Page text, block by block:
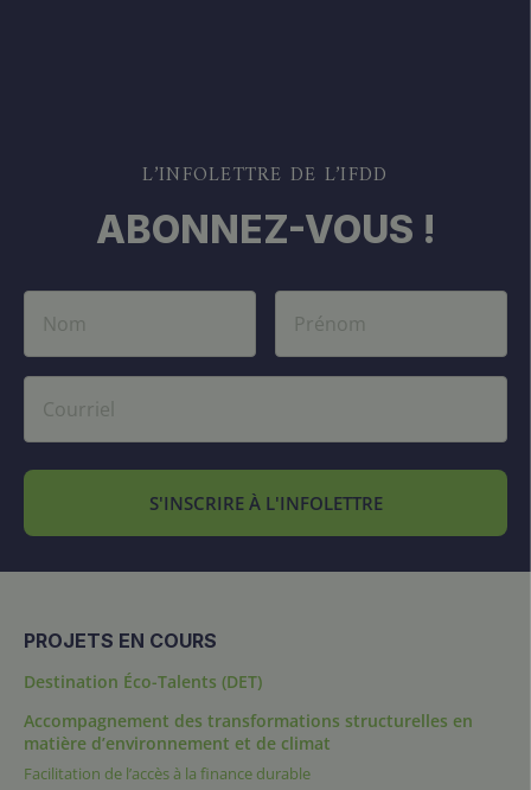
L’INFOLETTRE DE L’IFDD
ABONNEZ-VOUS !
S'INSCRIRE À L'INFOLETTRE
PROJETS EN COURS
Destination Éco-Talents (DET)
Accompagnement des transformations structurelles en
matière d’environnement et de climat
Facilitation de l’accès à la finance durable